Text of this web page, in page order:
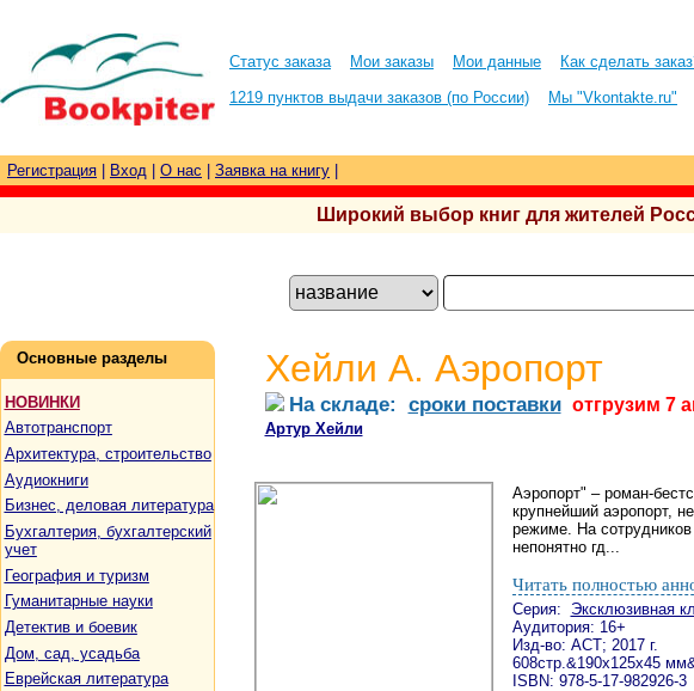
Статус заказа Мои заказы Мои данные Как сделать
1219 пунктов выдачи заказов (по России)
Мы "Vkontakte.ru"
Регистрация Вход О нас Заявка на книгу
Широкий выбор книг для жителей
Основные разделы
НОВИНКИ
Автотранспорт
Архитектура, строительство
Аудиокниги
Бизнес, деловая литература
Бухгалтерия, бухгалтерский
учет
География и туризм
Гуманитарные науки
Детектив и боевик
Дом, сад, усадьба
Еврейская литература
Хейли А. Аэропорт
На складе: сроки поставки отгрузим 7
Артур Хейли
Аэропорт" – роман-
крупнейший аэропорт,
режиме. На
непонятно гд...
Читать полностью
Серия: Эксклюзивная
Аудитория: 16+
Изд-во: АСТ; 2017 г.
608стр.&190x125x45
ISBN: 978-5-17-982926-3